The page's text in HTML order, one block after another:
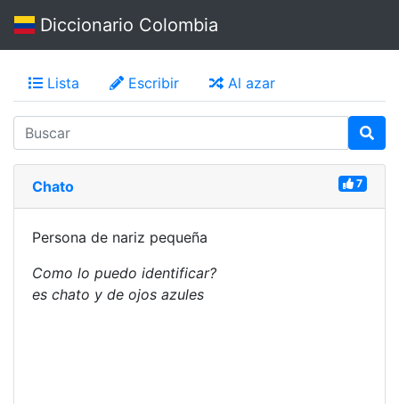
Diccionario Colombia
Lista Escribir Al azar
Chato 7
Persona de nariz pequeña
Como lo puedo identificar?
es chato y de ojos azules